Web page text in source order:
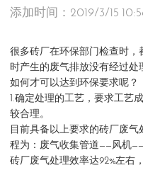
添加时间：2019/3/15
很多砖厂在环保部门检查时
时产生的废气排放没有经过处
如何才可以达到环保要求呢？
1.确定处理的工艺，要求工艺
较合理。
目前具备以上要求的砖厂废
程为：废气收集管道——风机
砖厂废气处理效率达92%左右